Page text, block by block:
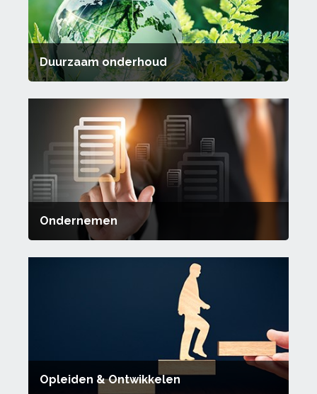
Duurzaam onderhoud
Ondernemen
Opleiden & Ontwikkelen